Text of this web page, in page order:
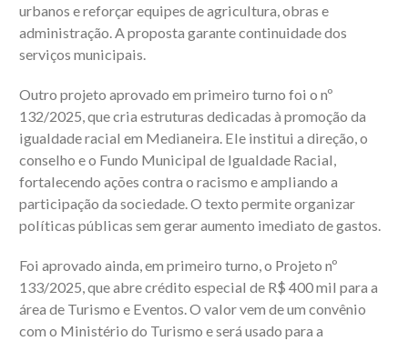
urbanos e reforçar equipes de agricultura, obras e
administração. A proposta garante continuidade dos
serviços municipais.
Outro projeto aprovado em primeiro turno foi o nº
132/2025, que cria estruturas dedicadas à promoção da
igualdade racial em Medianeira. Ele institui a direção, o
conselho e o Fundo Municipal de Igualdade Racial,
fortalecendo ações contra o racismo e ampliando a
participação da sociedade. O texto permite organizar
políticas públicas sem gerar aumento imediato de gastos.
Foi aprovado ainda, em primeiro turno, o Projeto nº
133/2025, que abre crédito especial de R$ 400 mil para a
área de Turismo e Eventos. O valor vem de um convênio
com o Ministério do Turismo e será usado para a